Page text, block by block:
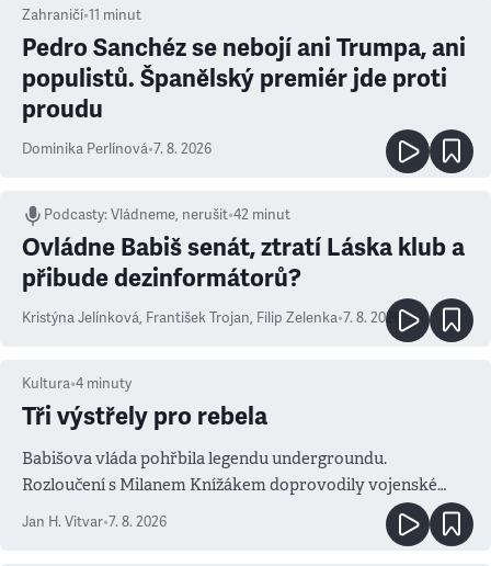
Zahraničí•11 minut
Pedro Sanchéz se nebojí ani Trumpa, ani
populistů. Španělský premiér jde proti
proudu
Dominika Perlínová•7. 8. 2026
Podcasty:Vládneme, nerušit•42 minut
Ovládne Babiš senát, ztratí Láska klub a
přibude dezinformátorů?
Kristýna Jelínková, František Trojan, Filip Zelenka•7. 8. 2026
Kultura•4 minuty
Tři výstřely pro rebela
Babišova vláda pohřbila legendu undergroundu.
Rozloučení s Milanem Knížákem doprovodily vojenské
salvy i kritika pokrokářů
Jan H. Vitvar•7. 8. 2026